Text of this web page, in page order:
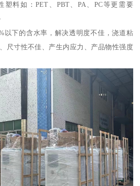
塑料如：PET、PBT、PA、PC等更需要
以下的含水率，解决透明度不佳，浇道粘
尺寸性不佳、产生内应力、产品物性强度